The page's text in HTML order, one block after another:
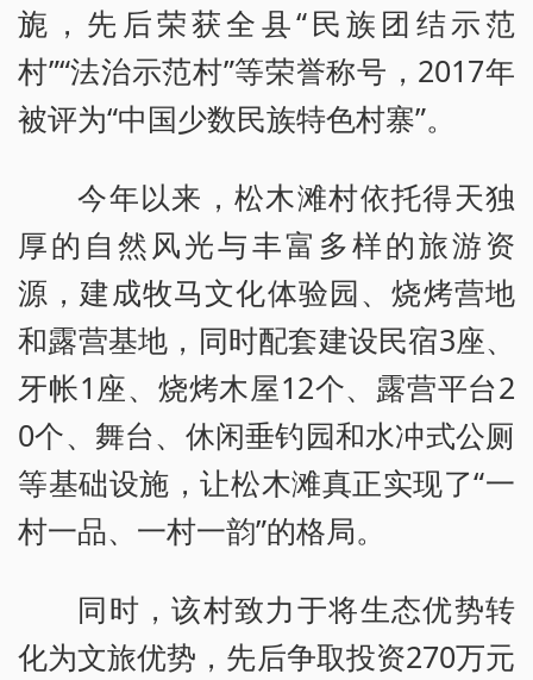
旎，先后荣获全县“民族团结示范
村”“法治示范村”等荣誉称号，2017年
被评为“中国少数民族特色村寨”。
今年以来，松木滩村依托得天独
厚的自然风光与丰富多样的旅游资
源，建成牧马文化体验园、烧烤营地
和露营基地，同时配套建设民宿3座、
牙帐1座、烧烤木屋12个、露营平台2
0个、舞台、休闲垂钓园和水冲式公厕
等基础设施，让松木滩真正实现了“一
村一品、一村一韵”的格局。
同时，该村致力于将生态优势转
化为文旅优势，先后争取投资270万元